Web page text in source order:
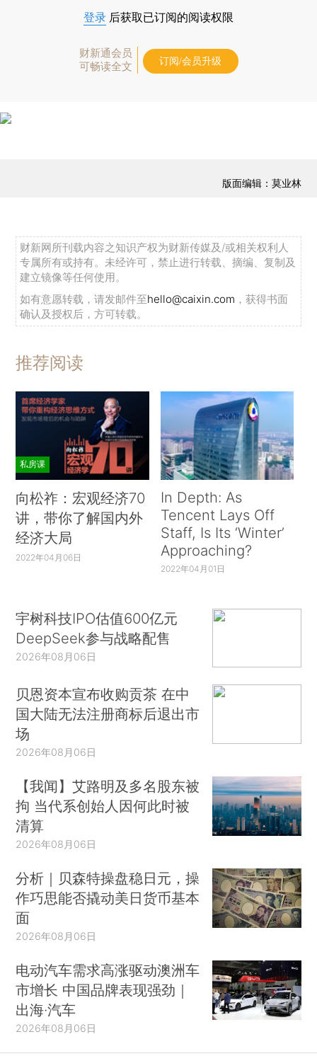
登录 后获取已订阅的阅读权限
财新通会员
可畅读全文
订阅/会员升级
版面编辑：莫业林
财新网所刊载内容之知识产权为财新传媒及/或相关权利人
专属所有或持有。未经许可，禁止进行转载、摘编、复制及
建立镜像等任何使用。
如有意愿转载，请发邮件至hello@caixin.com ，获得书面
确认及授权后，方可转载。
推荐阅读
私房课
向松祚：宏观经济70
讲，带你了解国内外
经济大局
2022年04月06日
In Depth: As
Tencent Lays Off
Staff, Is Its ‘Winter’
Approaching?
2022年04月01日
宇树科技IPO估值600亿元
DeepSeek参与战略配售
2026年08月06日
贝恩资本宣布收购贡茶 在中
国大陆无法注册商标后退出市
场
2026年08月06日
【我闻】艾路明及多名股东被
拘 当代系创始人因何此时被
清算
2026年08月06日
分析｜贝森特操盘稳日元，操
作巧思能否撬动美日货币基本
面
2026年08月06日
电动汽车需求高涨驱动澳洲车
市增长 中国品牌表现强劲｜
出海·汽车
2026年08月06日